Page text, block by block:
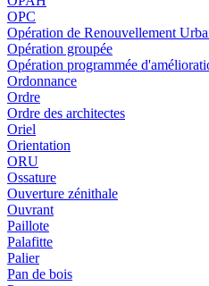
OPC
Opération de Renouvellement
Opération groupée
Opération programmée
Ordonnance
Ordre
Ordre des architectes
Oriel
Orientation
ORU
Ossature
Ouverture zénithale
Ouvrant
Paillote
Palafitte
Palier
Pan de bois